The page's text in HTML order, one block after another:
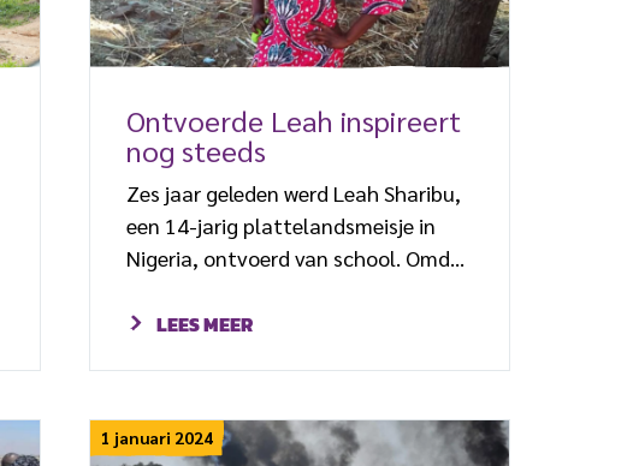
Ontvoerde Leah inspireert
nog steeds
Zes jaar geleden werd Leah Sharibu,
een 14-jarig plattelandsmeisje in
Nigeria, ontvoerd van school. Omdat
opgaf, kwam ze nooit vrij.
heeft. En hoe ze hopen dat ze haar
op een dag zullen weerzien. Leah was
LEES MEER
1 januari 2024